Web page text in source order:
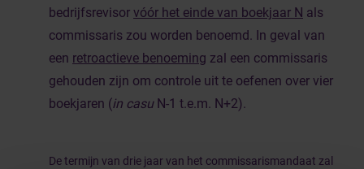
bedrijfsrevisor vóór het einde van boekjaar N als
commissaris zou worden benoemd. In geval van
een retroactieve benoeming zal een commissaris
gehouden zijn om controle uit te oefenen over vier
boekjaren (in casuN-1 t.e.m. N+2).
De termijn van drie jaar van het commissarismandaat zal